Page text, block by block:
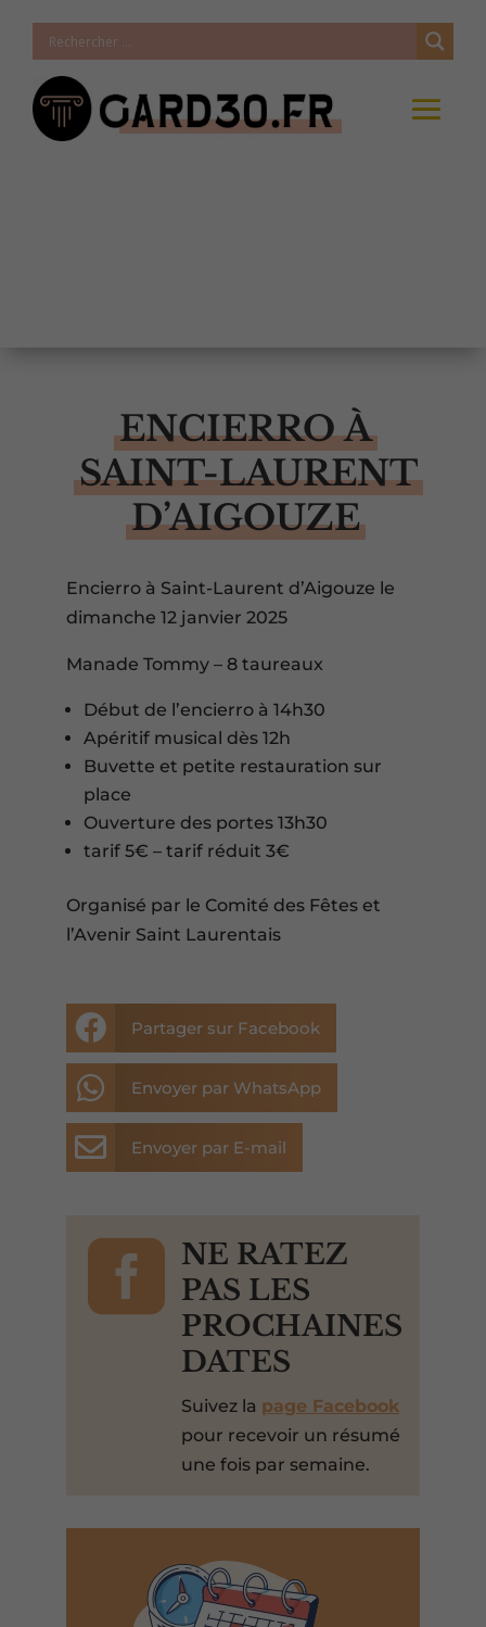
ENCIERRO À
SAINT-LAURENT
D’AIGOUZE
Encierro à Saint-Laurent d’Aigouze le
dimanche 12 janvier 2025
Manade Tommy – 8 taureaux
Début de l’encierro à 14h30
Apéritif musical dès 12h
Buvette et petite restauration sur
place
Ouverture des portes 13h30
tarif 5€ – tarif réduit 3€
Organisé par le Comité des Fêtes et
l’Avenir Saint Laurentais
 Partager sur Facebook
 Envoyer par WhatsApp
 Envoyer par E-mail

NE RATEZ
PAS LES
PROCHAINES
DATES
Suivez la page Facebook
pour recevoir un résumé
une fois par semaine.